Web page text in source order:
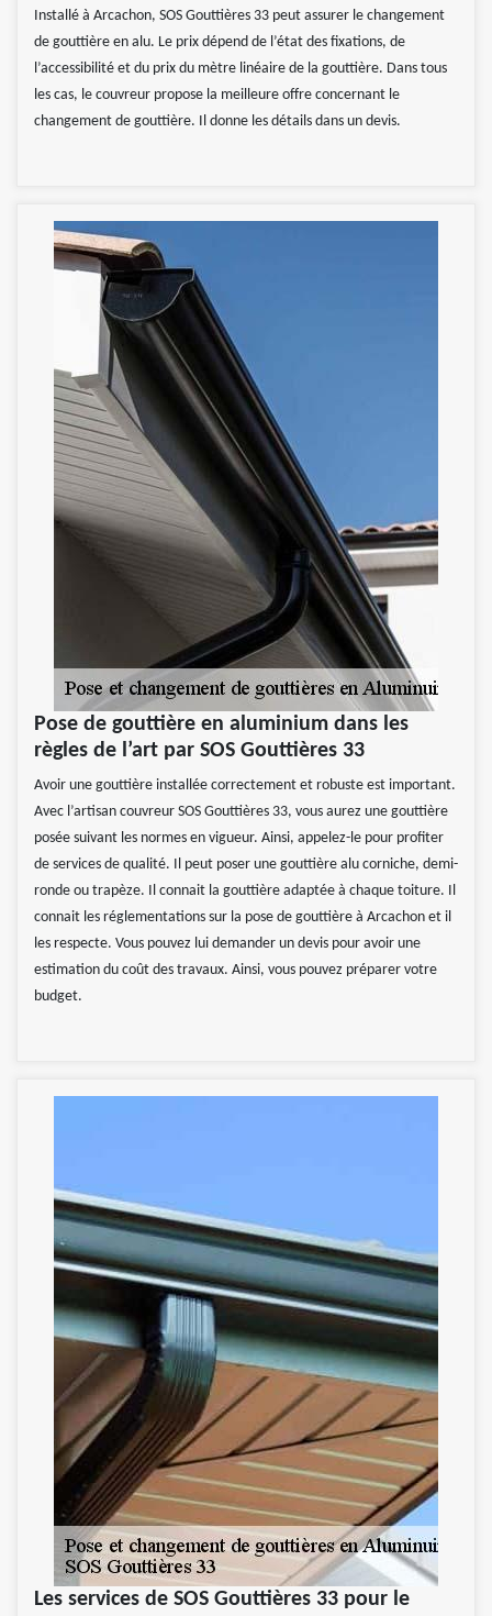
Installé à Arcachon, SOS Gouttières 33 peut assurer le changement
de gouttière en alu. Le prix dépend de l’état des fixations, de
l’accessibilité et du prix du mètre linéaire de la gouttière. Dans tous
les cas, le couvreur propose la meilleure offre concernant le
changement de gouttière. Il donne les détails dans un devis.
Pose de gouttière en aluminium dans les
règles de l’art par SOS Gouttières 33
Avoir une gouttière installée correctement et robuste est important.
Avec l’artisan couvreur SOS Gouttières 33, vous aurez une gouttière
posée suivant les normes en vigueur. Ainsi, appelez-le pour profiter
de services de qualité. Il peut poser une gouttière alu corniche, demi-
ronde ou trapèze. Il connait la gouttière adaptée à chaque toiture. Il
connait les réglementations sur la pose de gouttière à Arcachon et il
les respecte. Vous pouvez lui demander un devis pour avoir une
estimation du coût des travaux. Ainsi, vous pouvez préparer votre
budget.
Les services de SOS Gouttières 33 pour le